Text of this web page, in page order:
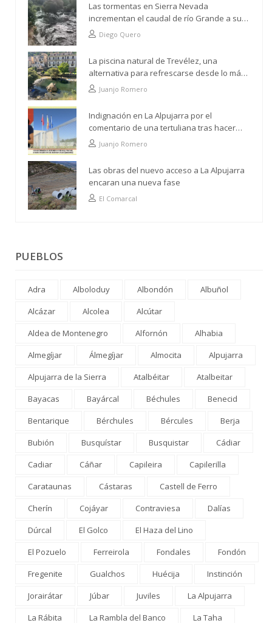
Las tormentas en Sierra Nevada
incrementan el caudal de río Grande a su
paso por Trevélez
Diego Quero
La piscina natural de Trevélez, una
alternativa para refrescarse desde lo más
altoJuanjo Romero
Indignación en La Alpujarra por el
comentario de una tertuliana tras hacer
alusión al analfabetismo con la comarca
Juanjo Romero
Las obras del nuevo acceso a La Alpujarra
encaran una nueva fase
El Comarcal
PUEBLOS
Adra Alboloduy Albondón
Albuñol
Alcázar
Alcolea
Alcútar
Aldea de Montenegro
Alfornón
Alhabia
Almegíjar
Álmegíjar Almocita
Alpujarra
Alpujarra de la Sierra
Atalbéitar
Atalbeitar
Bayacas
Bayárcal Béchules
Benecid
Bentarique
Bérchules Bércules
Berja
Bubión
Busquístar Busquistar
Cádiar
Cadiar
Cáñar Capileira
Capilerilla
Carataunas
Cástaras
Castell de Ferro
Cherín
Cojáyar Contraviesa
Dalías
Dúrcal
El Golco
El Haza del Lino
El Pozuelo
Ferreirola Fondales
Fondón
Fregenite
Gualchos Huécija
Instinción
Jorairátar
Júbar Juviles
La Alpujarra
La Rábita
La Rambla del Banco
La Taha